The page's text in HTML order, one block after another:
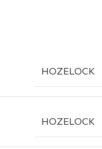
HOZELOCK
HOZELOCK